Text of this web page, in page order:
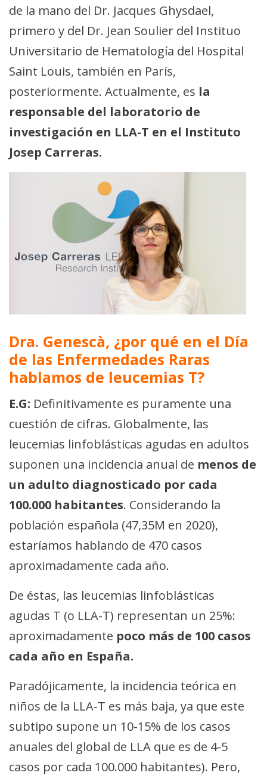
de la mano del Dr. Jacques Ghysdael,
primero y del Dr. Jean Soulier del Instituo
Universitario de Hematología del Hospital
Saint Louis, también en París,
posteriormente. Actualmente, es la
responsable del laboratorio de
investigación en LLA-T en el Instituto
Josep Carreras.
Dra. Genescà, ¿por qué en el Día
de las Enfermedades Raras
hablamos de leucemias T?
E.G: Definitivamente es puramente una
cuestión de cifras. Globalmente, las
leucemias linfoblásticas agudas en adultos
suponen una incidencia anual de menos de
un adulto diagnosticado por cada
100.000 habitantes. Considerando la
población española (47,35M en 2020),
estaríamos hablando de 470 casos
aproximadamente cada año.
De éstas, las leucemias linfoblásticas
agudas T (o LLA-T) representan un 25%:
aproximadamente poco más de 100 casos
cada año en España.
Paradójicamente, la incidencia teórica en
niños de la LLA-T es más baja, ya que este
subtipo supone un 10-15% de los casos
anuales del global de LLA que es de 4-5
casos por cada 100.000 habitantes). Pero,